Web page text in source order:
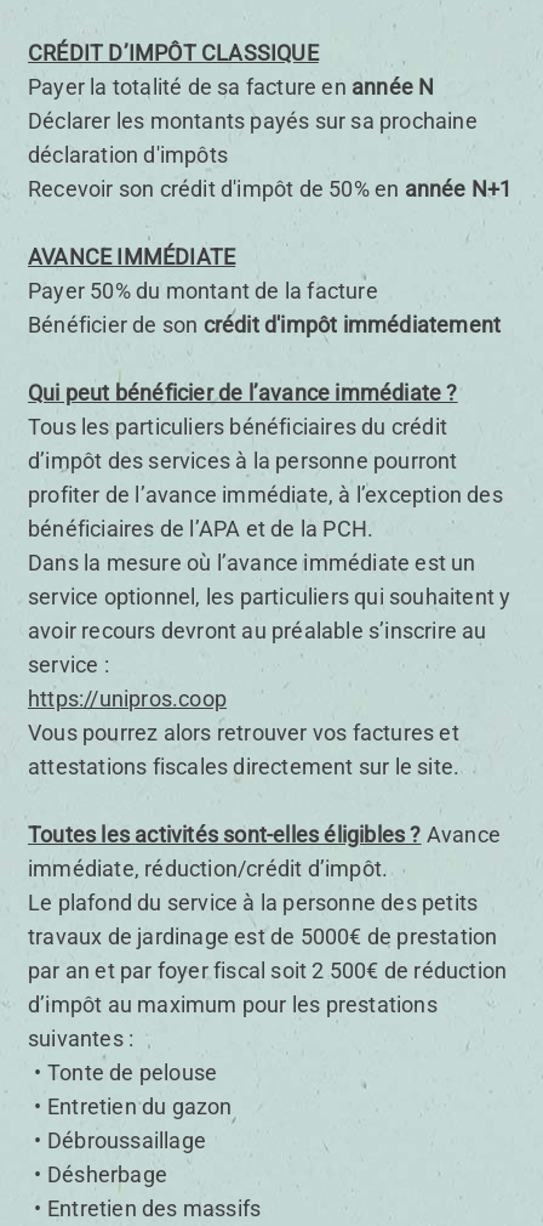
CRÉDIT D’IMPÔT CLASSIQUE
Payer la totalité de sa facture en année N
Déclarer les montants payés sur sa prochaine
déclaration d'impôts
Recevoir son crédit d'impôt de 50% en année N+1
AVANCE IMMÉDIATE
Payer 50% du montant de la facture
Bénéficier de son crédit d'impôt immédiatement
Qui peut bénéficier de l’avance immédiate ?
Tous les particuliers bénéficiaires du crédit
d’impôt des services à la personne pourront
profiter de l’avance immédiate, à l’exception des
bénéficiaires de l’APA et de la PCH.
Dans la mesure où l’avance immédiate est un
service optionnel, les particuliers qui souhaitent y
avoir recours devront au préalable s’inscrire au
service :
https://unipros.coop
Vous pourrez alors retrouver vos factures et
attestations fiscales directement sur le site.
Toutes les activités sont-elles éligibles ? Avance
immédiate, réduction/crédit d’impôt.
Le plafond du service à la personne des petits
travaux de jardinage est de 5000€ de prestation
par an et par foyer fiscal soit 2 500€ de réduction
d’impôt au maximum pour les prestations
suivantes :
Tonte de pelouse
Entretien du gazon
Débroussaillage
Désherbage
Entretien des massifs